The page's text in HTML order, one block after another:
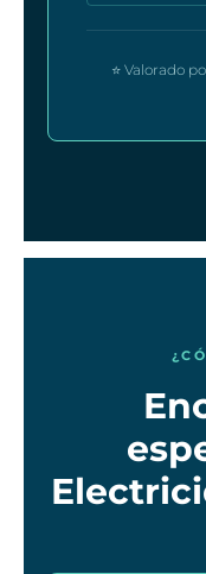
⭐ Valorado